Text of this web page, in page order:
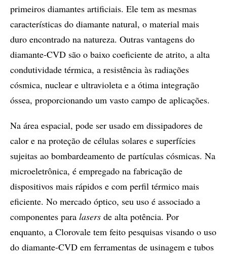
primeiros diamantes artificiais. Ele tem as mesmas
características do diamante natural, o material mais
duro encontrado na natureza. Outras vantagens do
diamante-CVD são o baixo coeficiente de atrito, a alta
condutividade térmica, a resistência às radiações
cósmica, nuclear e ultravioleta e a ótima integração
óssea, proporcionando um vasto campo de aplicações.
Na área espacial, pode ser usado em dissipadores de
calor e na proteção de células solares e superfícies
sujeitas ao bombardeamento de partículas cósmicas. Na
microeletrônica, é empregado na fabricação de
dispositivos mais rápidos e com perfil térmico mais
eficiente. No mercado óptico, seu uso é associado a
componentes para lasers de alta potência. Por
enquanto, a Clorovale tem feito pesquisas visando o uso
do diamante-CVD em ferramentas de usinagem e tubos